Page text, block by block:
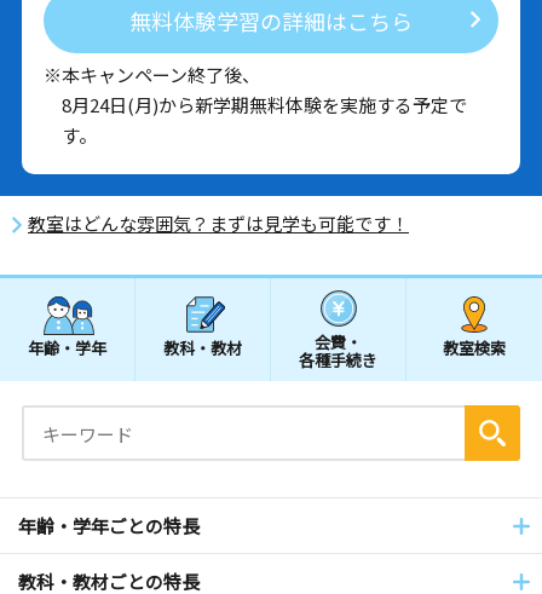
無料体験学習の詳細はこちら
※本キャンペーン終了後、
8月24日(月)から新学期無料体験を実施する予定で
す。
教室はどんな雰囲気？まずは見学も可能です！
年齢・学年 教科・教材 会費・
各種手続き
教室検索
年齢・学年ごとの特長
教科・教材ごとの特長